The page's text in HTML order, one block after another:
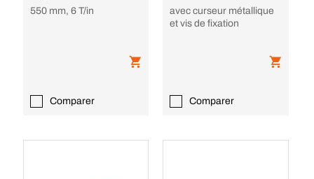
550 mm, 6 T/in
Comparer
avec curseur métallique
et vis de fixation
Comparer